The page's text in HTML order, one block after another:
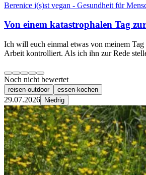
Berenice i(s)st vegan - Gesundheit für
Von einem katastrophalen Tag
Ich will euch einmal etwas von meinem
Arbeit kontrolliert. Als ich ihn zur Rede
Noch nicht bewertet
reisen-outdoor essen-kochen
29.07.2026 Niedrig